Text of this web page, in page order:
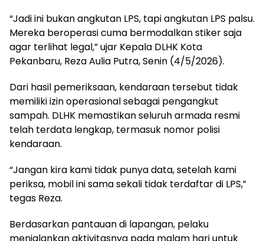
“Jadi ini bukan angkutan LPS, tapi angkutan LPS palsu.
Mereka beroperasi cuma bermodalkan stiker saja
agar terlihat legal,” ujar Kepala DLHK Kota
Pekanbaru, Reza Aulia Putra, Senin (4/5/2026).
Dari hasil pemeriksaan, kendaraan tersebut tidak
memiliki izin operasional sebagai pengangkut
sampah. DLHK memastikan seluruh armada resmi
telah terdata lengkap, termasuk nomor polisi
kendaraan.
“Jangan kira kami tidak punya data, setelah kami
periksa, mobil ini sama sekali tidak terdaftar di LPS,”
tegas Reza.
Berdasarkan pantauan di lapangan, pelaku
menjalankan aktivitasnya pada malam hari untuk